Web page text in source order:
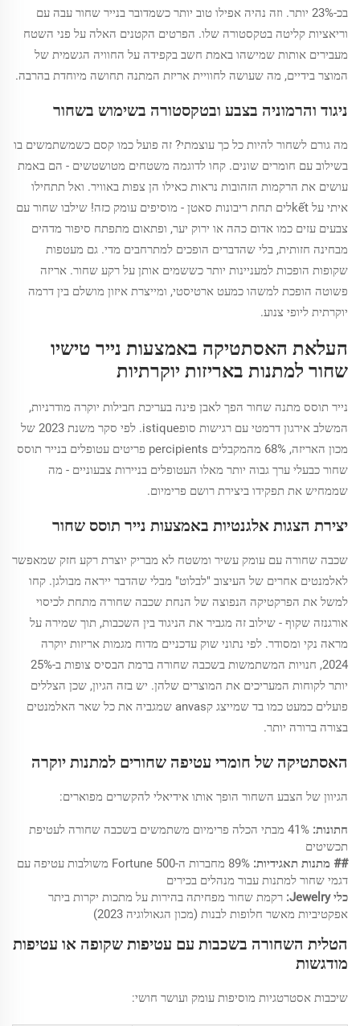
בכ-23% יותר. וזה נהיה אפילו טוב יותר כשמדובר בנייר שחור עבה עם
וריאציות קליטה בטקסטורה שלו. הפרטים הקטנים האלה על פני השטח
מעבירים אותות שמישהו באמת חשב בקפידה על החוויה הגשמית של
המוצר בידיים, מה שעושה לחוויית אריזת המתנה תחושה מיוחדת בהרבה.
ניגוד והרמוניה בצבע ובטקסטורה בשימוש בשחור
מה גורם לשחור להיות כל כך עוצמתי? זה פועל כמו קסם כשמשתמשים בו
בשילוב עם חומרים שונים. קחו לדוגמה משטחים מטושטשים - הם באמת
עושים את הרקמות הזהובות נראות כאילו הן צפות באוויר. ואל תתחילו
איתי על kếtלים תחת ריבונות סאטן - מוסיפים עומק כזה! שילבו שחור עם
צבעים עזים כמו אדום כהה או ירוק יער, ופתאום מתפתח סיפור מדהים
מבחינה חזותית, בלי שהדברים הופכים למתרחבים מדי. גם מעטפות
שקופות הופכות למעניינות יותר כששמים אותן על רקע שחור. אריזה
פשוטה הופכת למשהו כמעט ארטיסטי, ומייצרת איזון מושלם בין דרמה
יוקרתית ליופי צנוע.
העלאת האסתטיקה באמצעות נייר טישיו
שחור למתנות באריזות יוקרתיות
נייר תוסס מתנה שחור הפך לאבן פינה בעריכת חבילות יוקרה מודרניות,
המשלב אירגון דרמטי עם רגישות סופistique. לפי סקר משנת 2023 של
מכון האריזה, 68% מהמקבלים percipients פריטים עטופלים בנייר תוסס
שחור כבעלי ערך גבוה יותר מאלו העטופלים בניירות צבעוניים - מה
שממחיש את תפקידו ביצירת רושם פרימיום.
יצירת הצגות אלגנטיות באמצעות נייר תוסס שחור
שכבה שחורה עם עומק עשיר ומשטח לא מבריק יוצרת רקע חזק שמאפשר
לאלמנטים אחרים של העיצוב "לבלוט" מבלי שהדבר ייראה מבולגן. קחו
למשל את הפרקטיקה הנפוצה של הנחת שכבה שחורה מתחת לכיסוי
אורגנזה שקוף - שילוב זה מגביר את הניגוד בין השכבות, תוך שמירה על
מראה נקי ומסודר. לפי נתוני שוק עדכניים מדוח מגמות אריזות יוקרה
2024, חנויות המשתמשות בשכבה שחורה ברמת הבסיס צופות ב-25%
יותר לקוחות המעריכים את המוצרים שלהן. יש בזה הגיון, שכן הצללים
פועלים כמעט כמו בד שמייצג קanvas שמגביה את כל שאר האלמנטים
בצורה ברורה יותר.
האסתטיקה של חומרי עטיפה שחורים למתנות יוקרה
הגיוון של הצבע השחור הופך אותו אידיאלי להקשרים מפוארים:
חתונות:
41% מבתי הכלה פרימיום משתמשים בשכבה שחורה לעטיפת
תכשיטים
## מתנות תאגידיות:
89% מחברות ה-Fortune 500 משולבות עטיפה עם
דגמי שחור למתנות עבור מנהלים בכירים
כלי Jewelry:
רקמת שחור מפחיתה בהירות על מתכות יקרות ביתר
אפקטיביות מאשר חלופות לבנות (מכון הגאולוגיה 2023)
הטלית השחורה בשכבות עם עטיפות שקופה או עטיפות
מודגשות
שיכבות אסטרטגיות מוסיפות עומק ועושר חושי: